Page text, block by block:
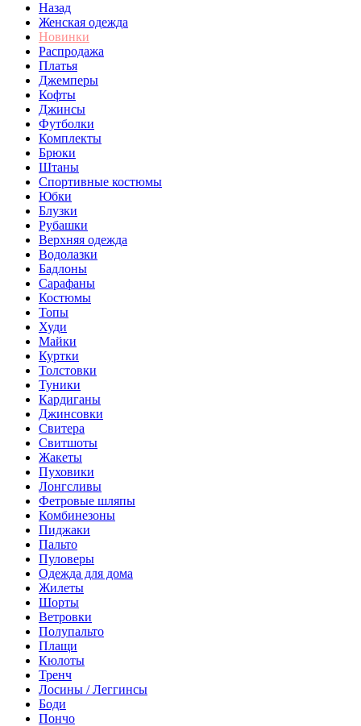
Назад
Женская одежда
Новинки
Распродажа
Платья
Джемперы
Кофты
Джинсы
Футболки
Комплекты
Брюки
Штаны
Спортивные костюмы
Юбки
Блузки
Рубашки
Верхняя одежда
Водолазки
Бадлоны
Сарафаны
Костюмы
Топы
Худи
Майки
Куртки
Толстовки
Туники
Кардиганы
Джинсовки
Свитера
Свитшоты
Жакеты
Пуховики
Лонгсливы
Фетровые шляпы
Комбинезоны
Пиджаки
Пальто
Пуловеры
Одежда для дома
Жилеты
Шорты
Ветровки
Полупальто
Плащи
Кюлоты
Тренч
Лосины / Леггинсы
Боди
Пончо